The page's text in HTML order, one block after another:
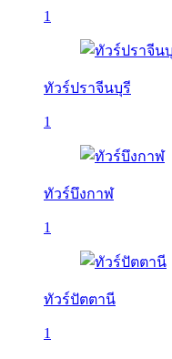
1
ทัวร์ปราจีนบุรี
1
ทัวร์บึงกาฬ
1
ทัวร์ปัตตานี
1